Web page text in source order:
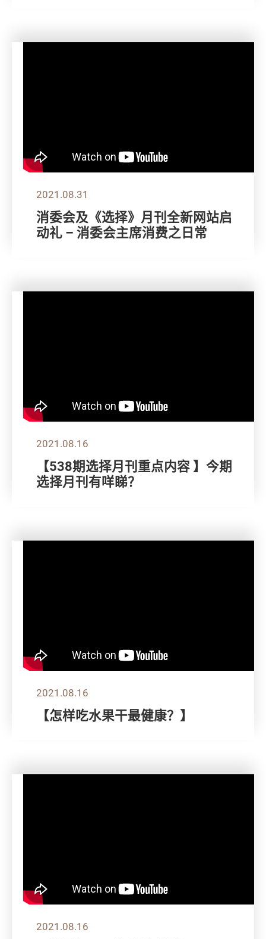
2021.08.31
消委会及《选择》月刊全新网站启
动礼 – 消委会主席消费之日常
2021.08.16
【538期选择月刊重点内容 】今期
选择月刊有咩睇？
2021.08.16
【怎样吃水果干最健康？】
2021.08.16